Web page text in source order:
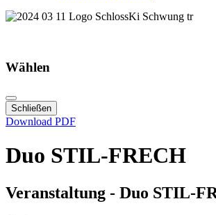
Wählen
Schließen
Download PDF
Duo STIL-FRECH
Veranstaltung - Duo STIL-